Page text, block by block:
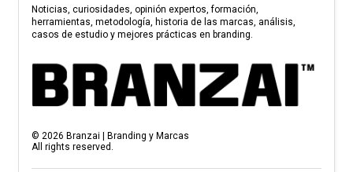
Noticias, curiosidades, opinión expertos, formación,
herramientas, metodología, historia de las marcas, análisis,
casos de estudio y mejores prácticas en branding.
© 2026 Branzai | Branding y Marcas
All rights reserved.